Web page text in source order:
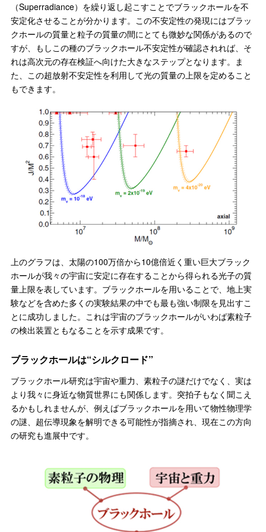
（Superradiance）を繰り返し起こすことでブラックホールを不
安定化させることが分かります。この不安定性の発現にはブラッ
クホールの質量と粒子の質量の間にとても微妙な関係があるので
すが、もしこの種のブラックホール不安定性が確認されれば、そ
れは高次元の存在検証へ向けた大きなステップとなります。ま
た、この超放射不安定性を利用して光の質量の上限を定めること
もできます。
上のグラフは、太陽の100万倍から10億倍近く重い巨大ブラック
ホールが我々の宇宙に安定に存在することから得られる光子の質
量上限を表しています。ブラックホールを用いることで、地上実
験などを含めた多くの実験結果の中でも最も強い制限を見出すこ
とに成功しました。これは宇宙のブラックホールがいわば素粒子
の検出装置ともなることを示す成果です。
ブラックホールは“シルクロード”
ブラックホール研究は宇宙や重力、素粒子の謎だけでなく、実は
より我々に身近な物質世界にも関係します。突拍子もなく聞こえ
るかもしれませんが、例えばブラックホールを用いて物性物理学
の謎、超伝導現象を解明できる可能性が指摘され、現在この方向
の研究も進展中です。